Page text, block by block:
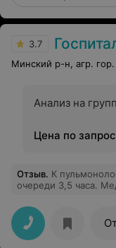
3.7 Госпиталь
Минский р-н, агр.
Анализ на
Цена по
Отзыв. К
очереди 3,5 часа. Медсестра
нет, не взирая на
ехали издалека с
поликлиники и в
врача-специалиста.